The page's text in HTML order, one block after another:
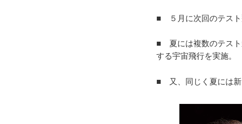
■ ５月に次回のテスト
■ 夏には複数のテスト
する宇宙飛行を実施。
■ 又、同じく夏には新